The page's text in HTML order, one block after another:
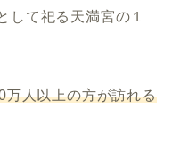
して祀る天満宮の１
万人以上の方が訪れる